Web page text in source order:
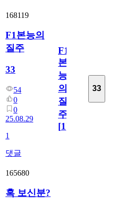
168119
F1본능의
질주
33
54
0
0
25.08.29
1
댓글
F1
본
능
의
질
주
[1]
33
165680
혹 보신분?